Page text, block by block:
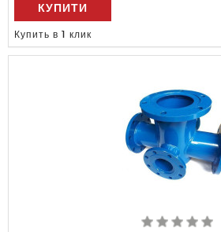
КУПИТИ
Купить в 1 клик